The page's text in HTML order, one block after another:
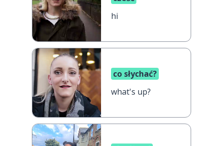
hi
co słychać?
what's up?